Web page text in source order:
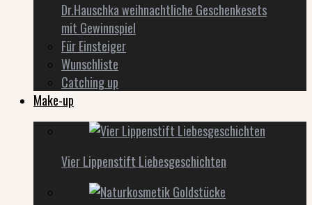
Dr.Hauschka weihnachtliche Geschenkesets
mit Gewinnspiel
Für Einsteiger
Wunschliste
Catching up
Make-up
Vier Lippenstift Liebesgeschichten